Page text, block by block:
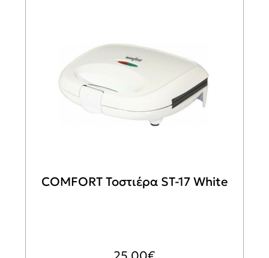
COMFORT Τοστιέρα ST-17 White